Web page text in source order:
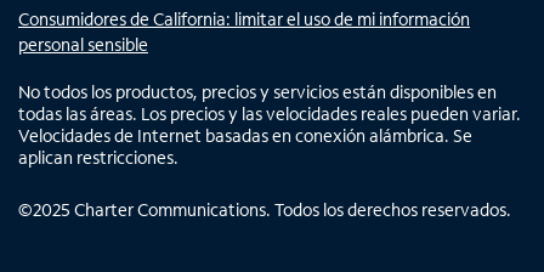
Consumidores de California: limitar el uso de mi información
personal sensible
No todos los productos, precios y servicios están disponibles en
todas las áreas. Los precios y las velocidades reales pueden variar.
Velocidades de Internet basadas en conexión alámbrica. Se
aplican restricciones.
©2025 Charter Communications. Todos los derechos reservados.